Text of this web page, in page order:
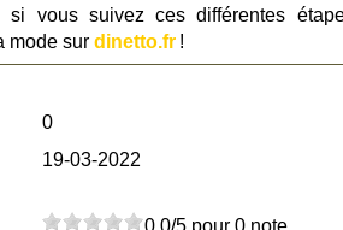
si vous suivez ces différentes
mode sur dinetto.fr !
0
19-03-2022
0.0/5 pour 0 note